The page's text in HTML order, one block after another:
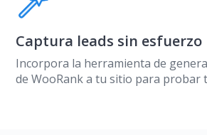
Captura leads sin esfuerzo
Incorpora la herramienta de
de WooRank a tu sitio para probar